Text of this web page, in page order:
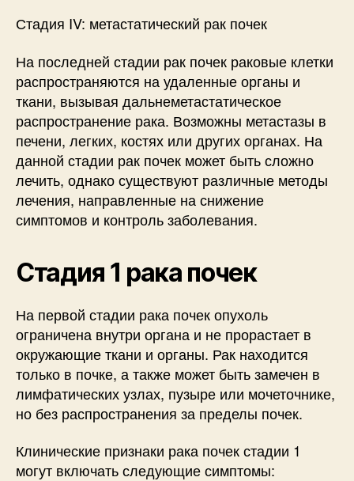
Стадия IV: метастатический рак почек
На последней стадии рак почек раковые клетки
распространяются на удаленные органы и
ткани, вызывая дальнеметастатическое
распространение рака. Возможны метастазы в
печени, легких, костях или других органах. На
данной стадии рак почек может быть сложно
лечить, однако существуют различные методы
лечения, направленные на снижение
симптомов и контроль заболевания.
Стадия 1 рака почек
На первой стадии рака почек опухоль
ограничена внутри органа и не прорастает в
окружающие ткани и органы. Рак находится
только в почке, а также может быть замечен в
лимфатических узлах, пузыре или мочеточнике,
но без распространения за пределы почек.
Клинические признаки рака почек стадии 1
могут включать следующие симптомы: